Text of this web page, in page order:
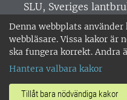
Denna webbplats
webbläsare. Vissa kakor är
ska fungera korrekt. Andra
Hantera valbara kakor
Tillåt bara nödvändiga kakor
SLU, Sveriges
verksamhet över
Alnarp, Uppsala och
miljöcertifierat enligt
018-67 10 00 • Org
Om SLU:s webbplatser